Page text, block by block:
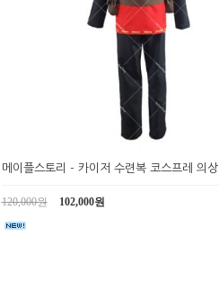
메이플스토리 - 카이저 수련복 코스프레 의상
120,000원 102,000원